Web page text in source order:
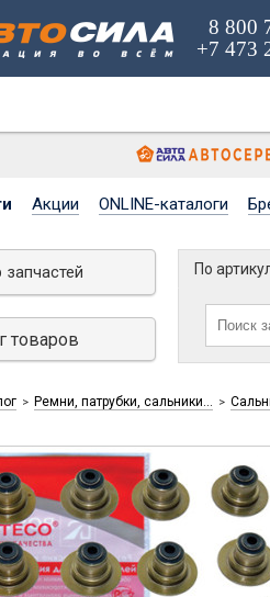
8 800
+7 473
Акции ONLINE-каталоги
товаров
По
> Ремни, патрубки, сальники... >